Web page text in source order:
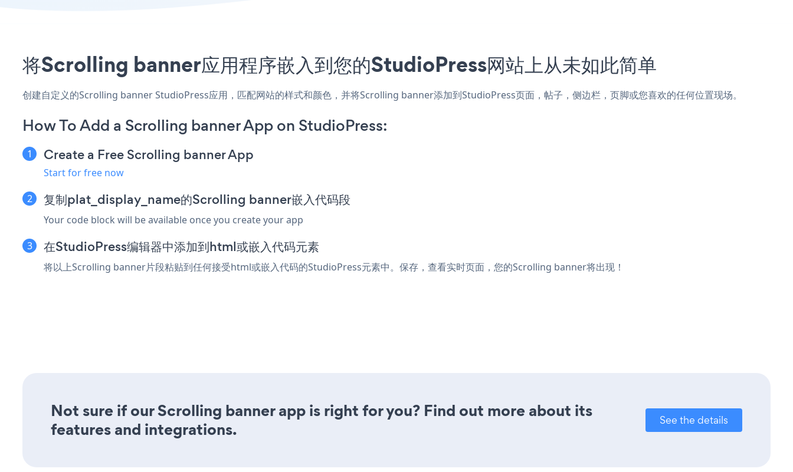
将Scrolling banner应用程序嵌入到您的StudioPress网站上从未如此简单
创建自定义的Scrolling banner StudioPress应用，匹配网站的样式和颜色，并将Scrolling banner添加到StudioPress页面，帖子，侧边栏，页脚或您喜欢的任何位置现场。
How To Add a Scrolling banner App on StudioPress:
Create a Free Scrolling banner App
Start for free now
复制plat_display_name的Scrolling banner嵌入代码段
Your code block will be available once you create your app
在StudioPress编辑器中添加到html或嵌入代码元素
将以上Scrolling banner片段粘贴到任何接受html或嵌入代码的StudioPress元素中。保存，查看实时页面，您的Scrolling banner将出现！
Not sure if our Scrolling banner app is right for you? Find out more about its
features and integrations.
See the details